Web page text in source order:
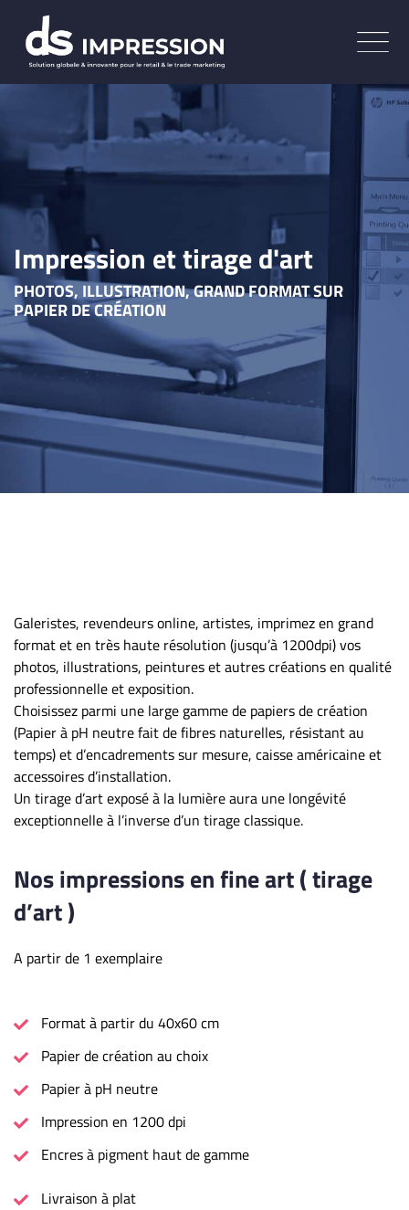
content
Impression et tirage d'art
PHOTOS, ILLUSTRATION, GRAND FORMAT SUR
PAPIER DE CRÉATION
Galeristes, revendeurs online, artistes, imprimez en grand
format et en très haute résolution (jusqu’à 1200dpi) vos
photos, illustrations, peintures et autres créations en qualité
professionnelle et exposition.
Choisissez parmi une large gamme de papiers de création
(Papier à pH neutre fait de fibres naturelles, résistant au
temps) et d’encadrements sur mesure, caisse américaine et
accessoires d’installation.
Un tirage d’art exposé à la lumière aura une longévité
exceptionnelle à l’inverse d’un tirage classique.
Nos impressions en fine art ( tirage
d’art )
A partir de 1 exemplaire
Format à partir du 40x60 cm
Papier de création au choix
Papier à pH neutre
Impression en 1200 dpi
Encres à pigment haut de gamme
Livraison à plat